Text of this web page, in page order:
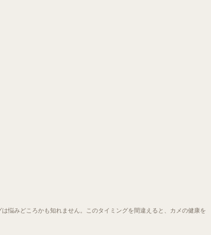
悩みどころかも知れません。このタイミングを間違えると、カメの健康を